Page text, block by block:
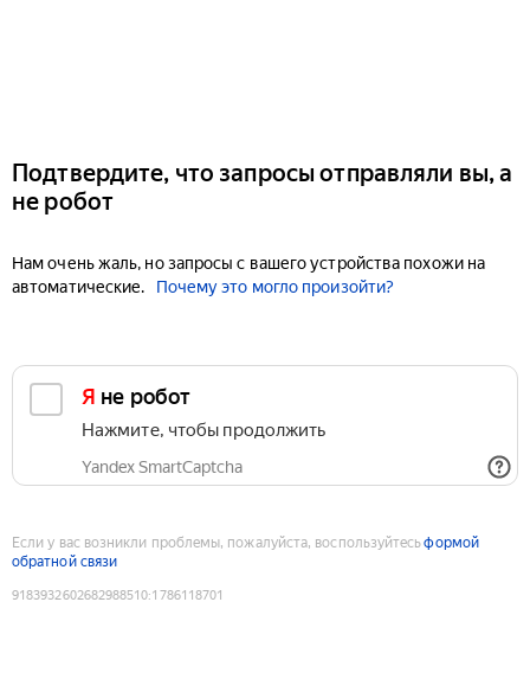
Подтвердите, что запросы отправляли вы, а
не робот
Нам очень жаль, но запросы с вашего устройства похожи на
автоматические.
Почему это могло произойти?
Я не робот
Нажмите, чтобы продолжить
Yandex SmartCaptcha
Если у вас возникли проблемы, пожалуйста, воспользуйтесьформой
обратной связи
9183932602682988510:1786118701